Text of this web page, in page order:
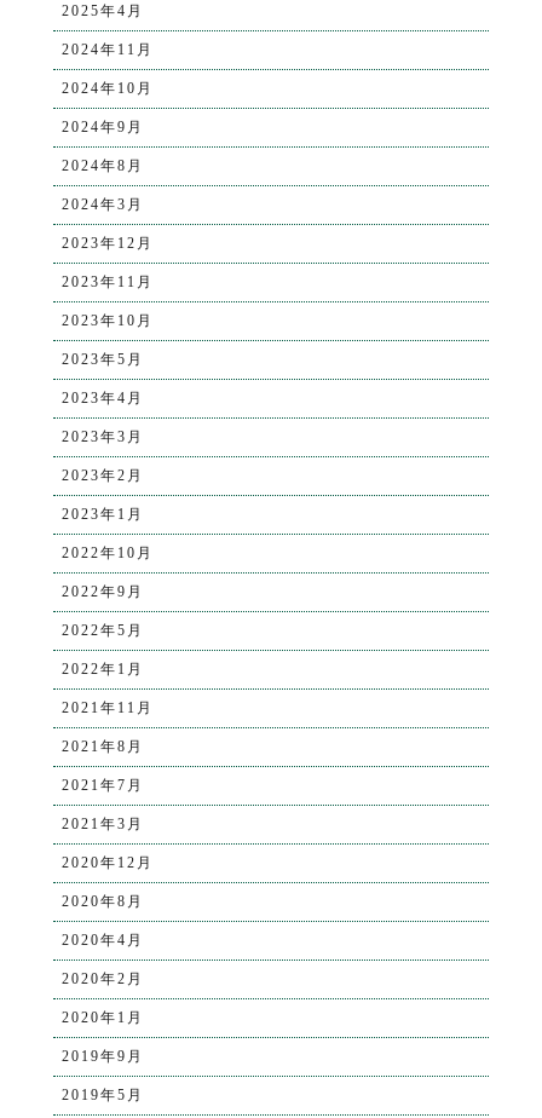
2025年4月
2024年11月
2024年10月
2024年9月
2024年8月
2024年3月
2023年12月
2023年11月
2023年10月
2023年5月
2023年4月
2023年3月
2023年2月
2023年1月
2022年10月
2022年9月
2022年5月
2022年1月
2021年11月
2021年8月
2021年7月
2021年3月
2020年12月
2020年8月
2020年4月
2020年2月
2020年1月
2019年9月
2019年5月